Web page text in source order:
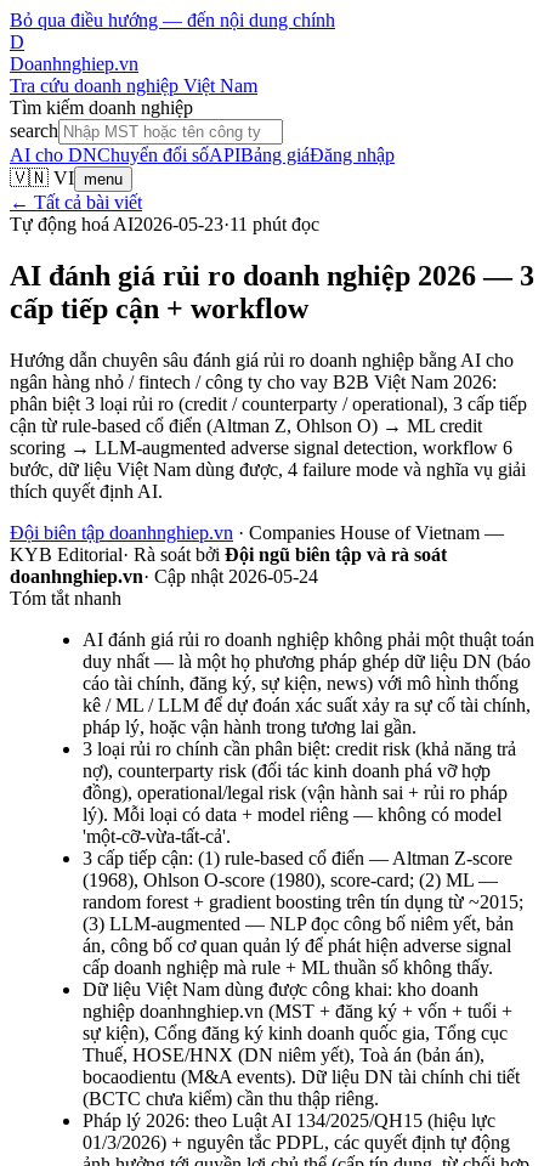
Bỏ qua điều hướng — đến nội dung chính
D
Doanhnghiep.vn
Tra cứu doanh nghiệp Việt Nam
Tìm kiếm doanh nghiệp
search
AI cho DNChuyển đổi sốAPIBảng giáĐăng nhập
🇻🇳 VI menu
← Tất cả bài viết
Tự động hoá AI2026-05-23·11 phút đọc
AI đánh giá rủi ro doanh nghiệp 2026 — 3
cấp tiếp cận + workflow
Hướng dẫn chuyên sâu đánh giá rủi ro doanh nghiệp bằng AI cho
ngân hàng nhỏ / fintech / công ty cho vay B2B Việt Nam 2026:
phân biệt 3 loại rủi ro (credit / counterparty / operational), 3 cấp tiếp
cận từ rule-based cổ điển (Altman Z, Ohlson O) → ML credit
scoring → LLM-augmented adverse signal detection, workflow 6
bước, dữ liệu Việt Nam dùng được, 4 failure mode và nghĩa vụ giải
thích quyết định AI.
Đội biên tập doanhnghiep.vn · Companies House of Vietnam —
KYB Editorial· Rà soát bởi Đội ngũ biên tập và rà soát
doanhnghiep.vn· Cập nhật 2026-05-24
Tóm tắt nhanh
AI đánh giá rủi ro doanh nghiệp không phải một thuật toán
duy nhất — là một họ phương pháp ghép dữ liệu DN (báo
cáo tài chính, đăng ký, sự kiện, news) với mô hình thống
kê / ML / LLM để dự đoán xác suất xảy ra sự cố tài chính,
pháp lý, hoặc vận hành trong tương lai gần.
3 loại rủi ro chính cần phân biệt: credit risk (khả năng trả
nợ), counterparty risk (đối tác kinh doanh phá vỡ hợp
đồng), operational/legal risk (vận hành sai + rủi ro pháp
lý). Mỗi loại có data + model riêng — không có model
'một-cỡ-vừa-tất-cả'.
3 cấp tiếp cận: (1) rule-based cổ điển — Altman Z-score
(1968), Ohlson O-score (1980), score-card; (2) ML —
random forest + gradient boosting trên tín dụng từ ~2015;
(3) LLM-augmented — NLP đọc công bố niêm yết, bản
án, công bố cơ quan quản lý để phát hiện adverse signal
cấp doanh nghiệp mà rule + ML thuần số không thấy.
Dữ liệu Việt Nam dùng được công khai: kho doanh
nghiệp doanhnghiep.vn (MST + đăng ký + vốn + tuổi +
sự kiện), Cổng đăng ký kinh doanh quốc gia, Tổng cục
Thuế, HOSE/HNX (DN niêm yết), Toà án (bản án),
bocaodientu (M&A events). Dữ liệu DN tài chính chi tiết
(BCTC chưa kiểm) cần thu thập riêng.
Pháp lý 2026: theo Luật AI 134/2025/QH15 (hiệu lực
01/3/2026) + nguyên tắc PDPL, các quyết định tự động